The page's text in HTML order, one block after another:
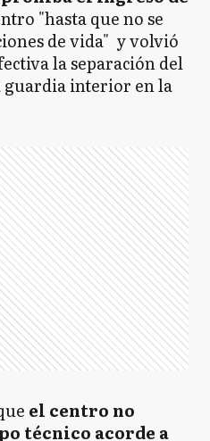
"hasta que no se
de vida" y volvió
la separación del
guardia interior en la
el centro no
técnico acorde a